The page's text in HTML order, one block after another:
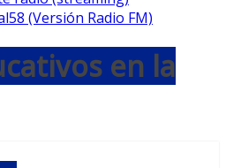
(Versión Radio FM)
en la